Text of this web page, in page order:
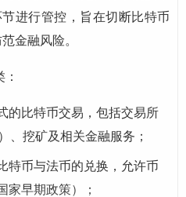
节进行管控，旨在切断比特币
金融风险。
的比特币交易，包括交易所
、挖矿及相关金融服务；
特币与法币的兑换，允许币
家早期政策）；